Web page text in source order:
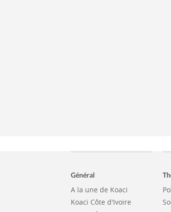
Général
A la une de Koaci
Koaci Côte d'Ivoire